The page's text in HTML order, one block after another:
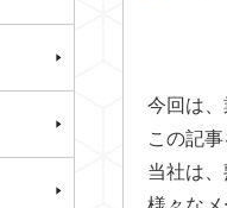
今回は
この記
当社は